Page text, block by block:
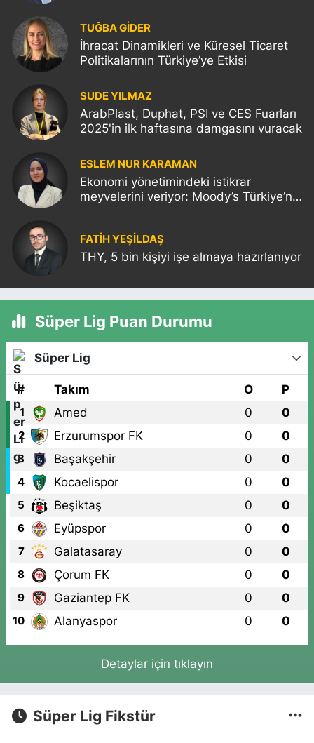
TUĞBA GİDER
İhracat Dinamikleri ve Küresel Ticaret
Politikalarının Türkiye’ye Etkisi
SUDE YILMAZ
ArabPlast, Duphat, PSI ve CES Fuarları
2025'in ilk haftasına damgasını vuracak
ESLEM NUR KARAMAN
Ekonomi yönetimindeki istikrar
meyvelerini veriyor: Moody’s Türkiye’nin
FATIH YEŞİLDAŞ
THY, 5 bin kişiyi işe almaya hazırlanıyor
Süper Lig Puan Durumu
Süper Lig
# Takım O P
1 Amed 0 0
2 Erzurumspor FK 0 0
3 Başakşehir 0 0
4 Kocaelispor 0 0
5 Beşiktaş 0 0
6 Eyüpspor 0 0
7 Galatasaray 0 0
8 Çorum FK 0 0
9 Gaziantep FK 0 0
10 Alanyaspor 0 0
Detaylar için tıklayın
Süper Lig Fikstür